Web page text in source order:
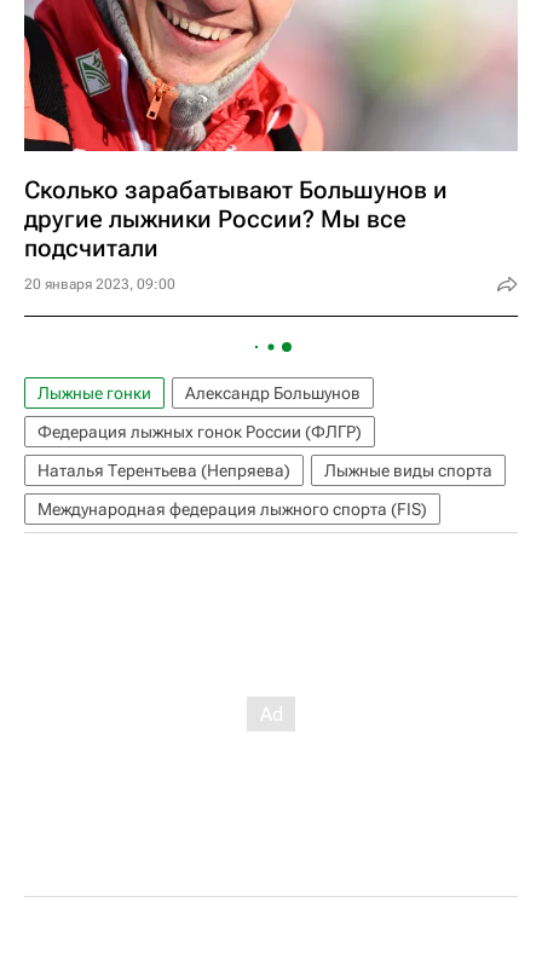
Сколько зарабатывают Большунов и
другие лыжники России? Мы все
подсчитали
20 января 2023, 09:00
Лыжные гонки
Александр Большунов
Федерация лыжных гонок России (ФЛГР)
Наталья Терентьева (Непряева)
Лыжные виды спорта
Международная федерация лыжного спорта (FIS)